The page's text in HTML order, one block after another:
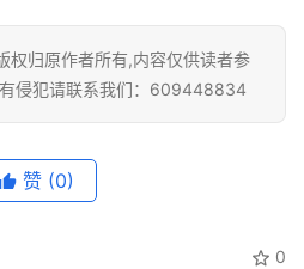
权归原作者所有,内容仅供读者参
侵犯请联系我们：609448834
赞 (0)
0